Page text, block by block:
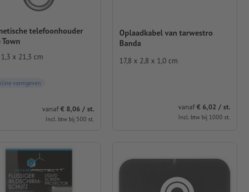
telefoonhouder
Town
x 21,3 cm
vormgeven
vanaf€ 8,06 / st.
Incl. btw bij 500 st.
Oplaadkabel van tarwestro
Banda
17,8 x 2,8 x 1,0 cm
vanaf€ 6,02 / st.
Incl. btw bij 1000 st.